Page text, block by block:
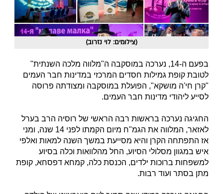
(צילומים: לוי נזרוב)
בפעם ה-14, נערכה במוסקבה ה"מלווה מלכה השנתית"
לטובת קופת גמילות חסדים המרכזי במדינות חבר העמים
"קרן חי'ה מושקא", הפועלת במוסקבה ומצודתה פרוסה
לסייע ליהודי מדינות חבר העמים.
החגיגה נערכה בראשות רבה הראשי של רוסיה הרב בערל
לאזאר, המלווה את הגמ"ח מיום הקמתו לפני 14 שנה, ומני
אז התפתחה הקרן והיא מסייעת במשך השנה למאות ואלפי
איש במגוון מסלולי הסיוע, החל מהלוואות וכלה בסיוע
למשפחות ברוכות ילדים, הכנסת כלה, קמחא דפסחא, קופת
מתן בסתר ועוד רבות.